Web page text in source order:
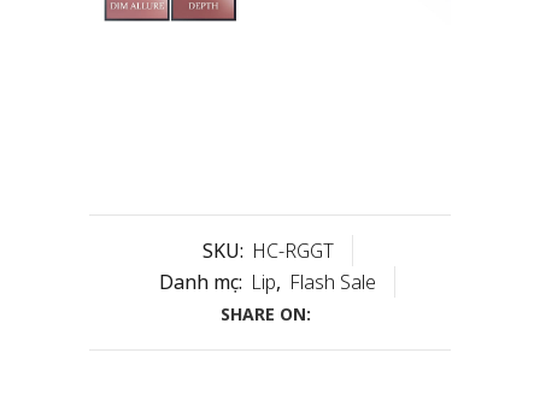
SKU: HC-RGGT
Danh mục: Lip, Flash Sale
SHARE ON: